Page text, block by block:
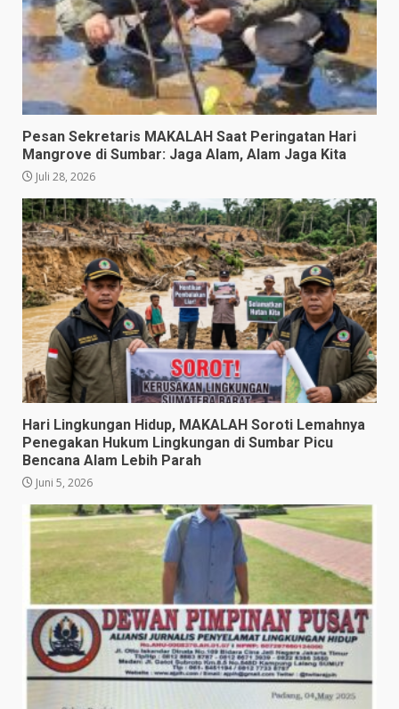
Pesan Sekretaris MAKALAH Saat Peringatan Hari
Mangrove di Sumbar: Jaga Alam, Alam Jaga Kita
Juli 28, 2026
​Hari Lingkungan Hidup, MAKALAH Soroti Lemahnya
Penegakan Hukum Lingkungan di Sumbar Picu
Bencana Alam Lebih Parah
Juni 5, 2026